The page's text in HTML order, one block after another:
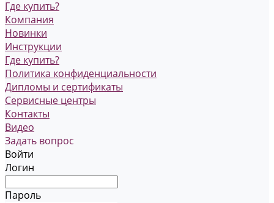
Где купить?
Компания
Новинки
Инструкции
Где купить?
Политика конфиденциальности
Дипломы и сертификаты
Сервисные центры
Контакты
Видео
Задать вопрос
Войти
Логин
Пароль